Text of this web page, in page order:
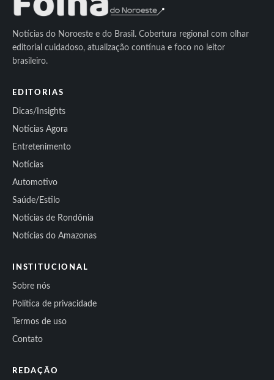
Notícias do Noroeste e do Brasil. Cobertura regional com olhar
editorial cuidadoso, atualização contínua e foco no leitor
brasileiro.
EDITORIAS
Dicas/Insights
Notícias Agora
Entretenimento
Notícias
Automotivo
Saúde/Estilo
Notícias de Rondônia
Notícias do Amazonas
INSTITUCIONAL
Sobre nós
Política de privacidade
Termos de uso
Contato
REDAÇÃO